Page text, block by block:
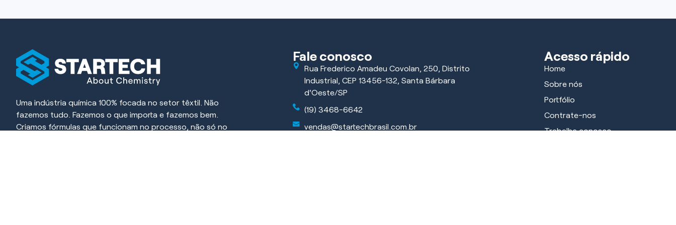
Uma indústria química 100% focada no setor têxtil. Não
fazemos tudo. Fazemos o que importa e fazemos bem.
Criamos fórmulas que funcionam no processo, não só no
Fale conosco
Rua Frederico Amadeu Covolan, 250, Distrito
Industrial, CEP 13456-132, Santa Bárbara
d'Oeste/SP
(19) 3468-6642
vendas@startechbrasil.com.br
Acesso rápido
Home
Sobre nós
Portfólio
Contrate-nos
Trabalhe conosco